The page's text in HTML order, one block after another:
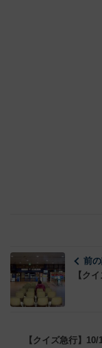
前
【ク
【クイズ急行】10/